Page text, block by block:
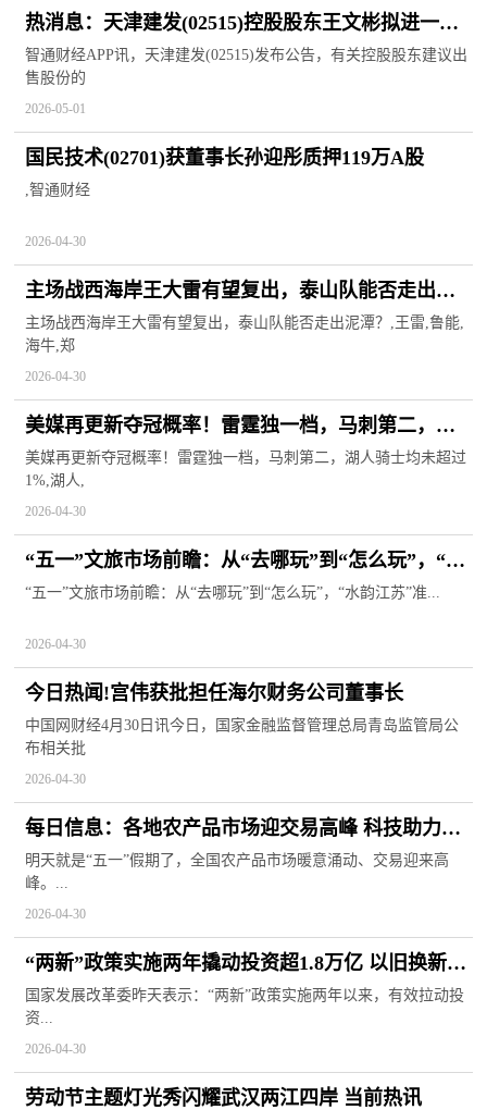
热消息：天津建发(02515)控股股东王文彬拟进一步
通过大宗交易出售4974.8万股公司股份
智通财经APP讯，天津建发(02515)发布公告，有关控股股东建议出
售股份的
2026-05-01
国民技术(02701)获董事长孙迎彤质押119万A股
,智通财经
2026-04-30
主场战西海岸王大雷有望复出，泰山队能否走出泥
潭？ 今日报
主场战西海岸王大雷有望复出，泰山队能否走出泥潭？,王雷,鲁能,
海牛,郑
2026-04-30
美媒再更新夺冠概率！雷霆独一档，马刺第二，湖
人骑士均未超过1%|今日热搜
美媒再更新夺冠概率！雷霆独一档，马刺第二，湖人骑士均未超过
1%,湖人,
2026-04-30
“五一”文旅市场前瞻：从“去哪玩”到“怎么玩”，“水
韵江苏”准备好了吗
“五一”文旅市场前瞻：从“去哪玩”到“怎么玩”，“水韵江苏”准...
2026-04-30
今日热闻!宫伟获批担任海尔财务公司董事长
中国网财经4月30日讯今日，国家金融监督管理总局青岛监管局公
布相关批
2026-04-30
每日信息：各地农产品市场迎交易高峰 科技助力节
日保供
明天就是“五一”假期了，全国农产品市场暖意涌动、交易迎来高
峰。...
2026-04-30
“两新”政策实施两年撬动投资超1.8万亿 以旧换新惠
及4.8亿人次
国家发展改革委昨天表示：“两新”政策实施两年以来，有效拉动投
资...
2026-04-30
劳动节主题灯光秀闪耀武汉两江四岸 当前热讯